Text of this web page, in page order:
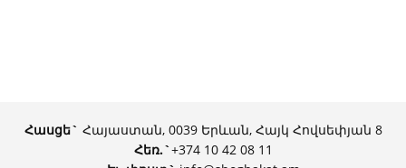
Հասցե` Հայաստան, 0039 Երևան, Հայկ Հովսեփյան 8
Հեռ.`+374 10 42 08 11